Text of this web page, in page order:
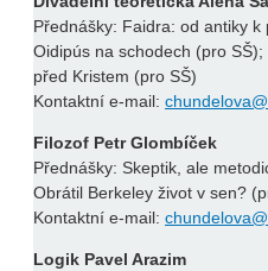
Přednášky: Faidra: od antiky
Oidipús na schodech (pro
před Kristem (pro SŠ)
Kontaktní e-mail:
Filozof Petr Glombíček
Přednášky: Skeptik, ale
Obrátil Berkeley život v sen?
Kontaktní e-mail:
Logik Pavel Arazim